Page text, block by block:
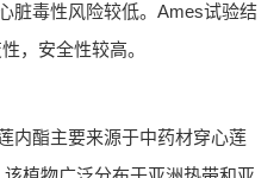
脏毒性风险较低。Ames试验结
，安全性较高。
内酯主要来源于中药材穿心莲